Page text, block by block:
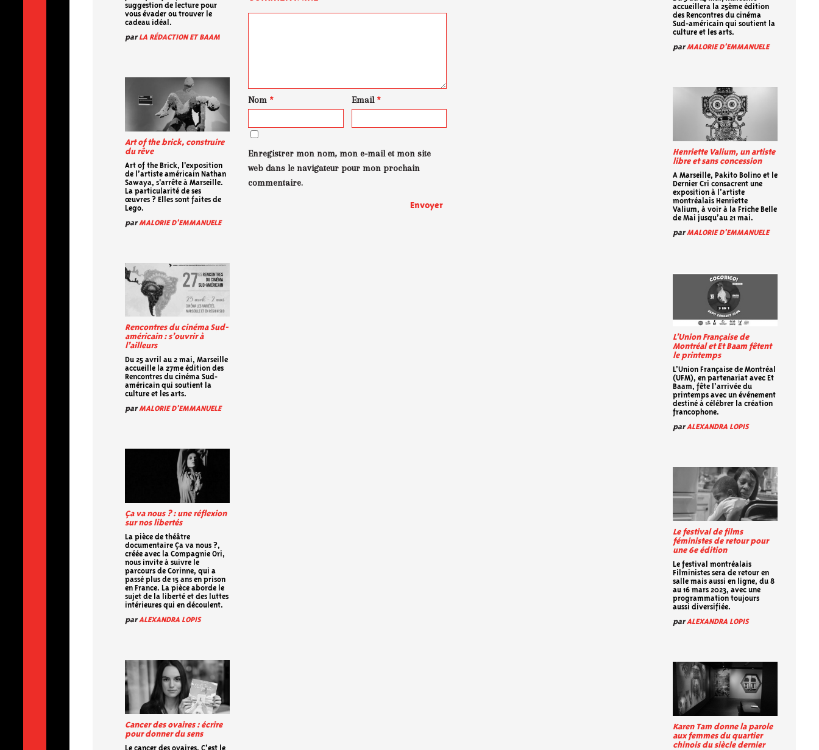
suggestion de lecture pour
vous évader ou trouver le
cadeau idéal.
parLA RÉDACTION ET BAAM
Art of the brick, construire
du rêve
Art of the Brick, l'exposition
de l’artiste américain Nathan
Sawaya, s'arrête à Marseille.
La particularité de ses
œuvres ? Elles sont faites de
Lego.
parMALORIE D'EMMANUELE
Rencontres du cinéma Sud-
américain : s’ouvrir à
l’ailleurs
Du 25 avril au 2 mai, Marseille
accueille la 27me édition des
Rencontres du cinéma Sud-
américain qui soutient la
culture et les arts.
parMALORIE D'EMMANUELE
Ça va nous ? : une réflexion
sur nos libertés
La pièce de théâtre
documentaire Ça va nous ?,
créée avec la Compagnie Ori,
nous invite à suivre le
parcours de Corinne, qui a
passé plus de 15 ans en prison
en France. La pièce aborde le
sujet de la liberté et des luttes
intérieures qui en découlent.
parALEXANDRA LOPIS
Cancer des ovaires : écrire
pour donner du sens
accueillera la 25ème édition
des Rencontres du cinéma
Sud-américain qui soutient la
culture et les arts.
parMALORIE D'EMMANUELE
Henriette Valium, un artiste
libre et sans concession
A Marseille, Pakito Bolino et le
Dernier Cri consacrent une
exposition à l’artiste
montréalais Henriette
Valium, à voir à la Friche Belle
de Mai jusqu’au 21 mai.
parMALORIE D'EMMANUELE
L’Union Française de
Montréal et Et Baam fêtent
le printemps
L’Union Française de Montréal
(UFM), en partenariat avec Et
Baam, fête l’arrivée du
printemps avec un événement
destiné à célébrer la création
francophone.
parALEXANDRA LOPIS
Le festival de films
féministes de retour pour
une 6e édition
Le festival montréalais
Filministes sera de retour en
salle mais aussi en ligne, du 8
au 16 mars 2023, avec une
programmation toujours
aussi diversifiée.
parALEXANDRA LOPIS
Karen Tam donne la parole
aux femmes du quartier
chinois du siècle dernier
Nom * Email*
Enregistrer mon nom, mon e-mail et mon site
web dans le navigateur pour mon prochain
commentaire.